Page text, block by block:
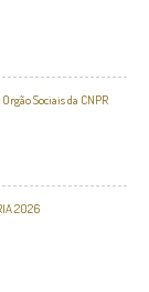
Sociais da CNPR
2026